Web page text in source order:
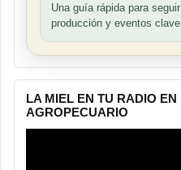
Una guía rápida para
producción y eventos clave
LA MIEL EN TU RADIO EN
AGROPECUARIO